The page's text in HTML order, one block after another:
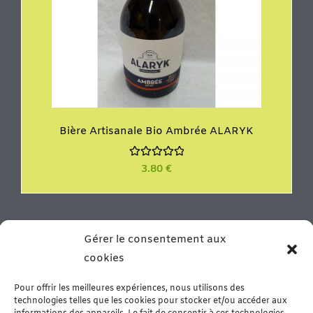
Gérer le consentement aux
cookies
Pour offrir les meilleures expériences, nous utilisons des
technologies telles que les cookies pour stocker et/ou accéder aux
Bière Artisanale Bio Ambrée ALARYK
e
5
3.80 €
Vous résidez proche de la ville de Béziers ou vous y êtes
en vacances? N’hésitez pas à venir nous rencontrer dans
notre boutique de Murviel les Béziers. Vous y trouverez
un grand choix de produits d’épicerie fine, de la
charcuterie artisanale et de la viande fraîche – Arrivage
le mercredi matin & sur commande.En savoir plus…